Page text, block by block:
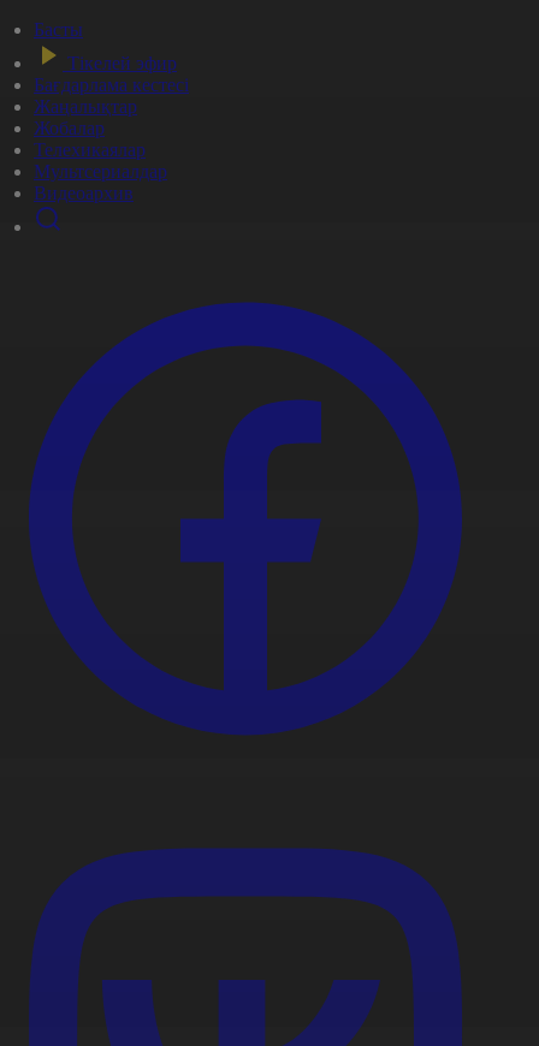
Басты
Тікелей эфир
Бағдарлама кестесі
Жаңалықтар
Жобалар
Телехикаялар
Мультсериалдар
Видеоархив